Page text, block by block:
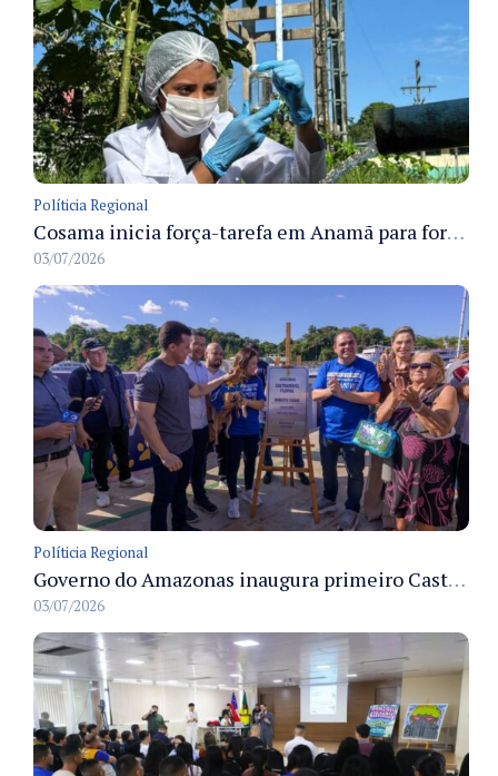
Políticia Regional
Cosama inicia força-tarefa em Anamã para fortalecer abastecimento de água e segurança hídrica da população
03/07/2026
Políticia Regional
Governo do Amazonas inaugura primeiro Castramóvel Fluvial para atendimento veterinário às comunidades ribeirinhas e castração gratuita
03/07/2026